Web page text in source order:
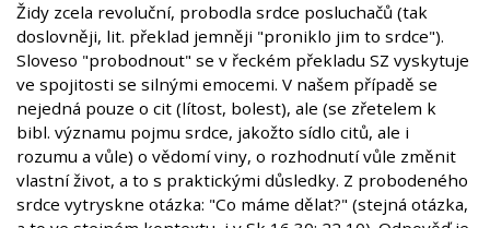
Židy zcela revoluční, probodla srdce posluchačů (tak
doslovněji, lit. překlad jemněji "proniklo jim to srdce").
Sloveso "probodnout" se v řeckém překladu SZ vyskytuje
ve spojitosti se silnými emocemi. V našem případě se
nejedná pouze o cit (lítost, bolest), ale (se zřetelem k
bibl. významu pojmu srdce, jakožto sídlo citů, ale i
rozumu a vůle) o vědomí viny, o rozhodnutí vůle změnit
vlastní život, a to s praktickými důsledky. Z probodeného
srdce vytryskne otázka: "Co máme dělat?" (stejná otázka,